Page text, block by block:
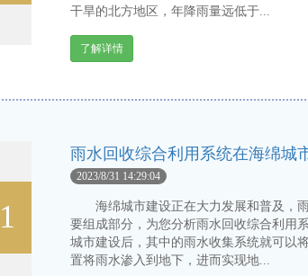
干旱的北方地区，年降雨量远低于...
了解详情
雨水回收综合利用系统在海绵城
2023/8/31 14:29:04
海绵城市建设正在大力发展和普及，雨
要组成部分，为您分析雨水回收综合利用
城市建设后，其中的雨水收集系统就可以
置将雨水渗入到地下，进而实现地...